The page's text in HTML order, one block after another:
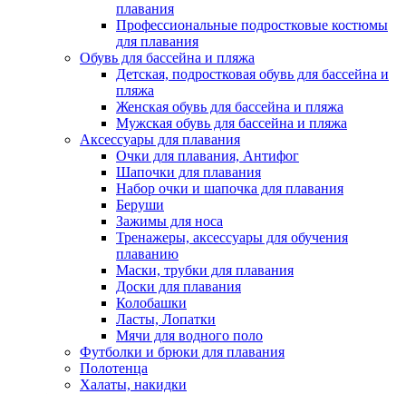
плавания
Профессиональные подростковые костюмы
для плавания
Обувь для бассейна и пляжа
Детская, подростковая обувь для бассейна и
пляжа
Женская обувь для бассейна и пляжа
Мужская обувь для бассейна и пляжа
Аксессуары для плавания
Очки для плавания, Антифог
Шапочки для плавания
Набор очки и шапочка для плавания
Беруши
Зажимы для носа
Тренажеры, аксессуары для обучения
плаванию
Маски, трубки для плавания
Доски для плавания
Колобашки
Ласты, Лопатки
Мячи для водного поло
Футболки и брюки для плавания
Полотенца
Халаты, накидки